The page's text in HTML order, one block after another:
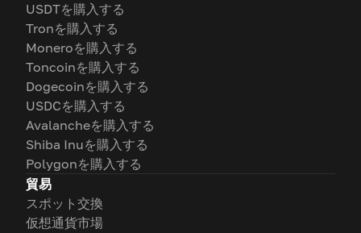
USDTを購入する
Tronを購入する
Moneroを購入する
Toncoinを購入する
Dogecoinを購入する
USDCを購入する
Avalancheを購入する
Shiba Inuを購入する
Polygonを購入する
貿易
スポット交換
仮想通貨市場